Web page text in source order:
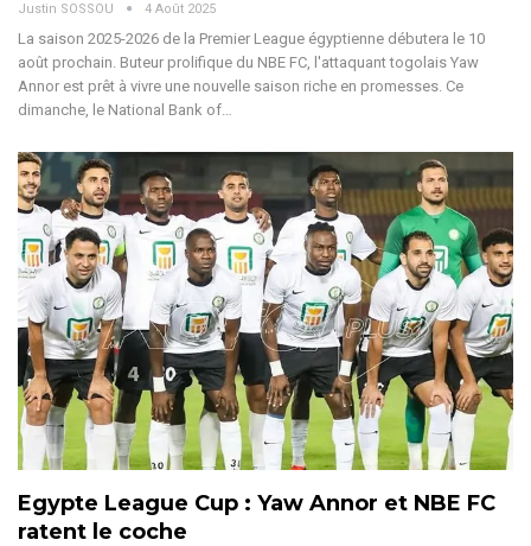
Justin SOSSOU 4 Août 2025
La saison 2025-2026 de la Premier League égyptienne débutera le 10
août prochain. Buteur prolifique du NBE FC, l'attaquant togolais Yaw
Annor est prêt à vivre une nouvelle saison riche en promesses. Ce
dimanche, le National Bank of…
Egypte League Cup : Yaw Annor et NBE FC
ratent le coche